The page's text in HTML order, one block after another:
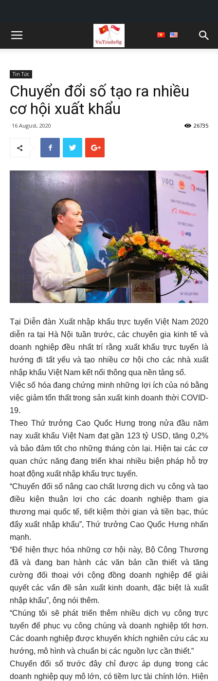
Tin Tức
Chuyển đổi số tạo ra nhiều
cơ hội xuất khẩu
16 August, 2020 26735
Tại Diễn đàn Xuất nhập khẩu trực tuyến Việt Nam 2020
diễn ra tại Hà Nội tuần trước, các chuyên gia kinh tế và
doanh nghiệp đều nhất trí rằng xuất khẩu trực tuyến là
hướng đi tất yếu và tạo nhiều cơ hội cho các nhà xuất
nhập khẩu Việt Nam kết nối thông qua nền tảng số.
Việc số hóa đang chứng minh những lợi ích của nó bằng
việc giảm tổn thất trong sản xuất kinh doanh thời COVID-
19.
Theo Thứ trưởng Cao Quốc Hưng trong nửa đầu năm
nay xuất khẩu Việt Nam đạt gần 123 tỷ USD, tăng 0,2%
và bảo đảm tốt cho những tháng còn lại. Hiện tại các cơ
quan chức năng đang triển khai nhiều biện pháp hỗ trợ
hoạt động xuất nhập khẩu trực tuyến.
“Chuyển đổi số nâng cao chất lượng dịch vụ công và tạo
điều kiện thuận lợi cho các doanh nghiệp tham gia
thương mại quốc tế, tiết kiệm thời gian và tiền bạc, thúc
đẩy xuất nhập khẩu”, Thứ trưởng Cao Quốc Hưng nhấn
mạnh.
“Để hiện thực hóa những cơ hội này, Bộ Công Thương
đã và đang ban hành các văn bản cần thiết và tăng
cường đối thoại với cộng đồng doanh nghiệp để giải
quyết các vấn đề sản xuất kinh doanh, đặc biệt là xuất
nhập khẩu”, ông nói thêm.
“Chúng tôi sẽ phát triển thêm nhiều dịch vụ công trực
tuyến để phục vụ công chúng và doanh nghiệp tốt hơn.
Các doanh nghiệp được khuyến khích nghiên cứu các xu
hướng, mô hình và chuẩn bị các nguồn lực cần thiết.”
Chuyển đổi số trước đây chỉ được áp dụng trong các
doanh nghiệp quy mô lớn, có tiềm lực tài chính lớn. Hiện